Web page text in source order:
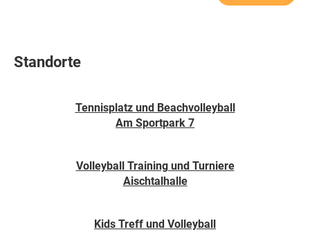
Standorte
Tennisplatz und Beachvolleyball
Am Sportpark 7
Volleyball Training und Turniere
Aischtalhalle
Kids Treff und Volleyball